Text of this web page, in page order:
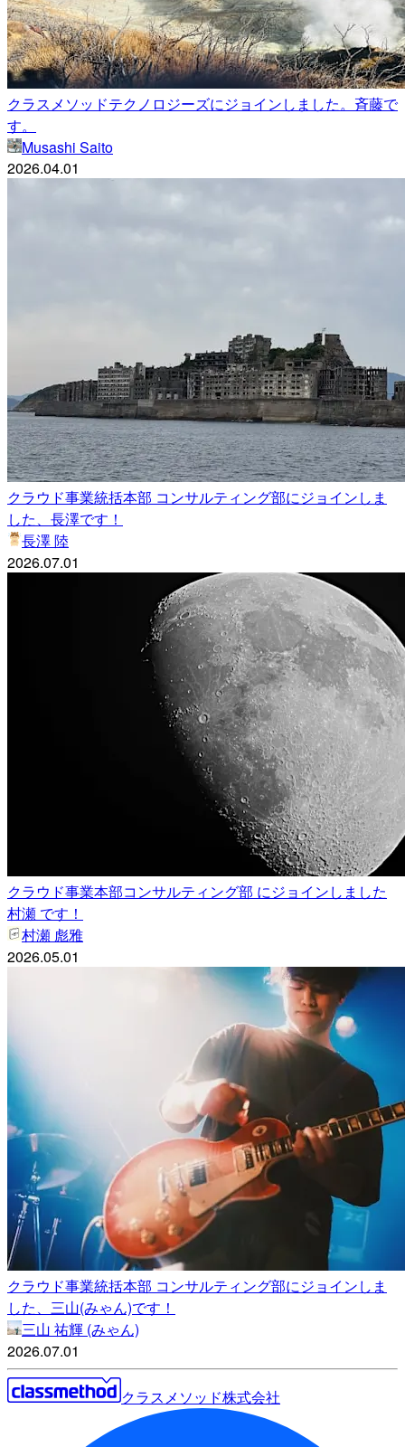
クラスメソッドテクノロジーズにジョインしました。斉藤で
す。
Musashi Saito
2026.04.01
クラウド事業統括本部 コンサルティング部にジョインしま
した、長澤です！
長澤 陸
2026.07.01
クラウド事業本部コンサルティング部 にジョインしました
村瀬 です！
村瀬 彪雅
2026.05.01
クラウド事業統括本部 コンサルティング部にジョインしま
した、三山(みゃん)です！
三山 祐輝 (みゃん)
2026.07.01
クラスメソッド株式会社